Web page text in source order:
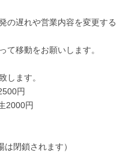
遅れや営業内容を変更する
移動をお願いします。
します。
円
2000円
閉鎖されます）